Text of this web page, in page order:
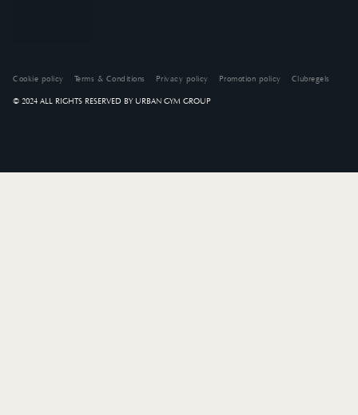
© 2024 ALL RIGHTS RESERVED BY URBAN GYM GROUP
Cookie policy Terms & Conditions Privacy policy Promotion policy Clubregels